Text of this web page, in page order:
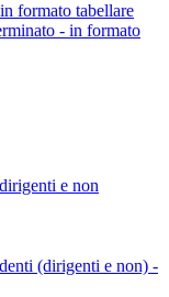
formato tabellare
- in formato
e non
(dirigenti e non) -